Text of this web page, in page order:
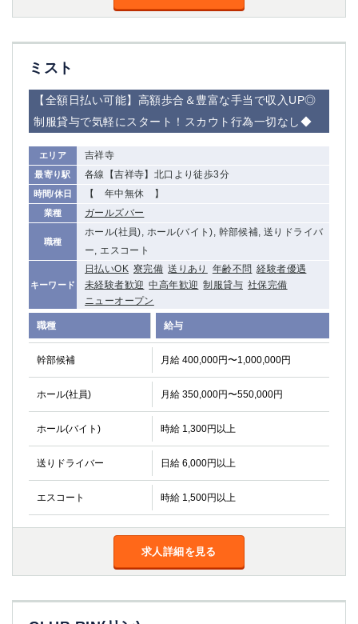
ミスト
【全額日払い可能】高額歩合＆豊富な手当で収入UP◎
制服貸与で気軽にスタート！スカウト行為一切なし◆
エリア 吉祥寺
最寄り駅 各線【吉祥寺】北口より徒歩3分
時間/休日 【 年中無休 】
業種 ガールズバー
職種
ホール(社員), ホール(バイト), 幹部候補, 送りドライバ
ー, エスコート
キーワード
日払いOK 寮完備 送りあり 年齢不問 経験者優遇
未経験者歓迎 中高年歓迎 制服貸与 社保完備
ニューオープン
職種 給与
幹部候補 月給 400,000円〜1,000,000円
ホール(社員) 月給 350,000円〜550,000円
ホール(バイト) 時給 1,300円以上
送りドライバー 日給 6,000円以上
エスコート 時給 1,500円以上
求人詳細を見る